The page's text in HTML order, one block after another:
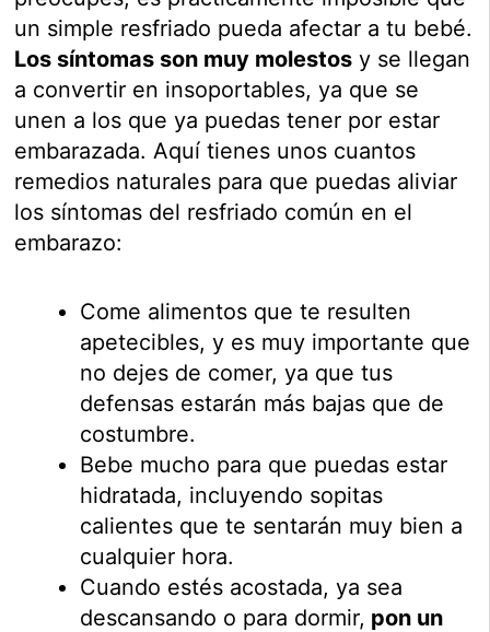
un simple resfriado pueda afectar a tu bebé.
Los síntomas son muy molestos y se llegan
a convertir en insoportables, ya que se
unen a los que ya puedas tener por estar
embarazada. Aquí tienes unos cuantos
remedios naturales para que puedas aliviar
los síntomas del resfriado común en el
embarazo:
Come alimentos que te resulten
apetecibles, y es muy importante que
no dejes de comer, ya que tus
defensas estarán más bajas que de
costumbre.
Bebe mucho para que puedas estar
hidratada, incluyendo sopitas
calientes que te sentarán muy bien a
cualquier hora.
Cuando estés acostada, ya sea
descansando o para dormir, pon un